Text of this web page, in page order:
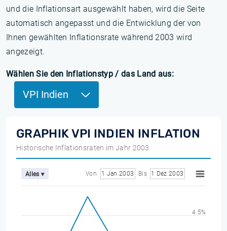
und die Inflationsart ausgewählt haben, wird die Seite
automatisch angepasst und die Entwicklung der von
Ihnen gewählten Inflationsrate während 2003 wird
angezeigt.
Wählen Sie den Inflationstyp / das Land aus:
VPI Indien
GRAPHIK VPI INDIEN INFLATION
Historische Inflationsraten im Jahr 2003
Alles ▾ Von 1 Jan 2003 Bis 1 Dez 2003
4.5%